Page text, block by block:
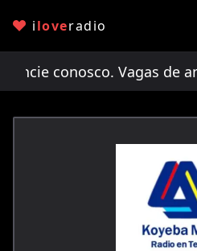
iloveradio
conosco. Vagas de